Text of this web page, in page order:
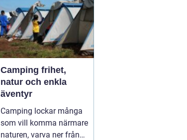
Camping frihet,
natur och enkla
äventyr
Camping lockar många
som vill komma närmare
naturen, varva ner från